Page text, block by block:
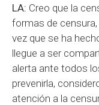
LA: Creo que la
formas de
vez que se ha
llegue a ser
alerta ante todos
prevenirla,
atención a la